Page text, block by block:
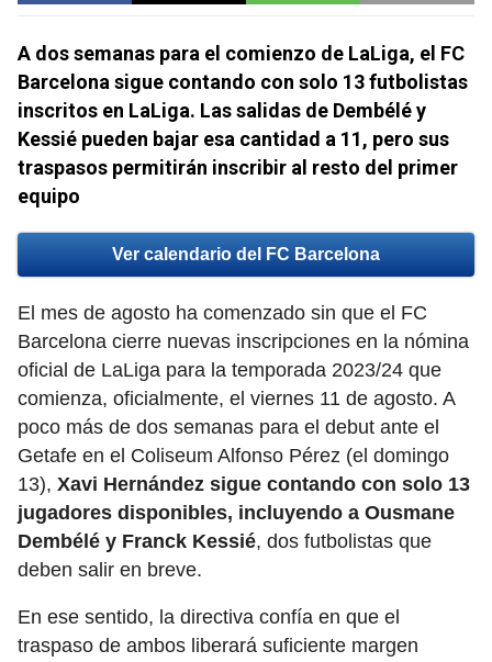
A dos semanas para el comienzo de LaLiga, el FC
Barcelona sigue contando con solo 13 futbolistas
inscritos en LaLiga. Las salidas de Dembélé y
Kessié pueden bajar esa cantidad a 11, pero sus
traspasos permitirán inscribir al resto del primer
equipo
Ver calendario del FC Barcelona
El mes de agosto ha comenzado sin que el FC
Barcelona cierre nuevas inscripciones en la nómina
oficial de LaLiga para la temporada 2023/24 que
comienza, oficialmente, el viernes 11 de agosto. A
poco más de dos semanas para el debut ante el
Getafe en el Coliseum Alfonso Pérez (el domingo
13), Xavi Hernández sigue contando con solo 13
jugadores disponibles, incluyendo a Ousmane
Dembélé y Franck Kessié, dos futbolistas que
deben salir en breve.
En ese sentido, la directiva confía en que el
traspaso de ambos liberará suficiente margen